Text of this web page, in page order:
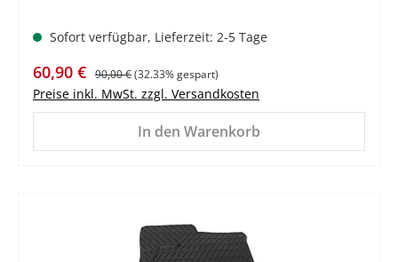
Sofort verfügbar, Lieferzeit: 2-5 Tage
Verkaufspreis:
60,90 € Regulärer Preis:
90,00 €(32.33% gespart)
Preise inkl. MwSt. zzgl. Versandkosten
In den Warenkorb